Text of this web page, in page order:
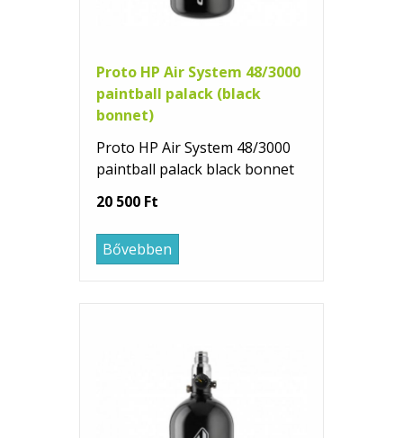
Proto HP Air System 48/3000
paintball palack (black
bonnet)
Proto HP Air System 48/3000
paintball palack black bonnet
20 500 Ft
Bővebben